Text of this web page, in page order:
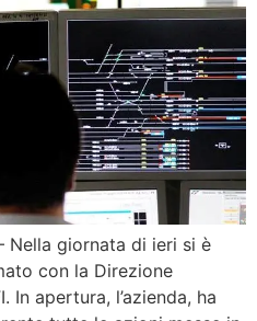
Nella giornata di ieri si è
con la Direzione
In apertura, l’azienda, ha